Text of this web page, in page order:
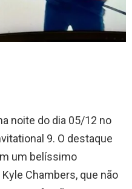
noite do dia 05/12 no
9. O destaque
um belíssimo
Chambers, que não